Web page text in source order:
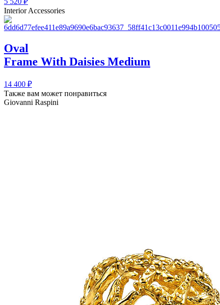
Interior Accessories
Oval
Frame With Daisies Medium
14 400 ₽
Также вам может понравиться
Giovanni Raspini